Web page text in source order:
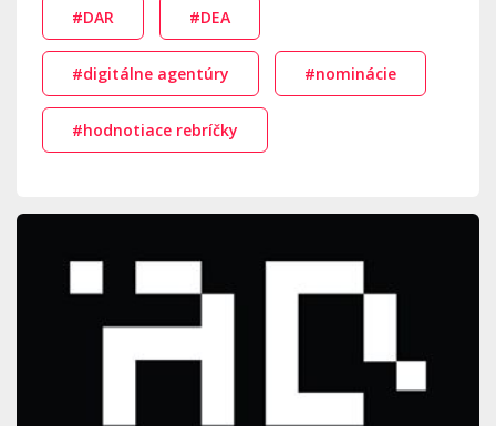
#DAR #DEA
#digitálne agentúry #nominácie
#hodnotiace rebríčky